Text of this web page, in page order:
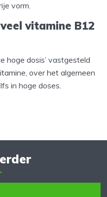
vorm.
vitamine B12
hoge dosis’ vastgesteld
over het algemeen
in hoge doses.